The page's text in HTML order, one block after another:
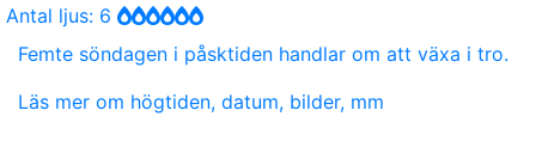
Antal ljus: 6
Femte söndagen i påsktiden handlar om att växa i tro.
Läs mer om högtiden, datum, bilder, mm